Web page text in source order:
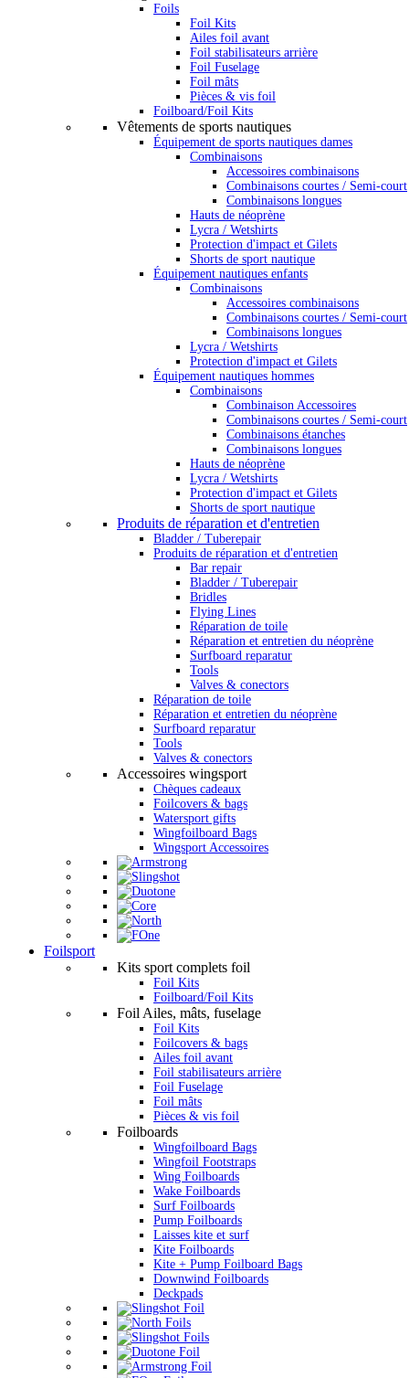
Foils
Foil Kits
Ailes foil avant
Foil stabilisateurs arrière
Foil Fuselage
Foil mâts
Pièces & vis foil
Foilboard/Foil Kits
Vêtements de sports nautiques
Équipement de sports nautiques dames
Combinaisons
Accessoires combinaisons
Combinaisons courtes / Semi-court
Combinaisons longues
Hauts de néoprène
Lycra / Wetshirts
Protection d'impact et Gilets
Shorts de sport nautique
Équipement nautiques enfants
Combinaisons
Accessoires combinaisons
Combinaisons courtes / Semi-court
Combinaisons longues
Lycra / Wetshirts
Protection d'impact et Gilets
Équipement nautiques hommes
Combinaisons
Combinaison Accessoires
Combinaisons courtes / Semi-court
Combinaisons étanches
Combinaisons longues
Hauts de néoprène
Lycra / Wetshirts
Protection d'impact et Gilets
Shorts de sport nautique
Produits de réparation et d'entretien
Bladder / Tuberepair
Produits de réparation et d'entretien
Bar repair
Bladder / Tuberepair
Bridles
Flying Lines
Réparation de toile
Réparation et entretien du néoprène
Surfboard reparatur
Tools
Valves & conectors
Réparation de toile
Réparation et entretien du néoprène
Surfboard reparatur
Tools
Valves & conectors
Accessoires wingsport
Chèques cadeaux
Foilcovers & bags
Watersport gifts
Wingfoilboard Bags
Wingsport Accessoires
Foilsport
Kits sport complets foil
Foil Kits
Foilboard/Foil Kits
Foil Ailes, mâts, fuselage
Foil Kits
Foilcovers & bags
Ailes foil avant
Foil stabilisateurs arrière
Foil Fuselage
Foil mâts
Pièces & vis foil
Foilboards
Wingfoilboard Bags
Wingfoil Footstraps
Wing Foilboards
Wake Foilboards
Surf Foilboards
Pump Foilboards
Laisses kite et surf
Kite Foilboards
Kite + Pump Foilboard Bags
Downwind Foilboards
Deckpads